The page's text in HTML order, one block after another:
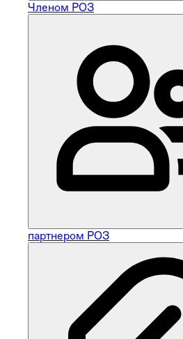
Членом РОЗ
партнером РОЗ